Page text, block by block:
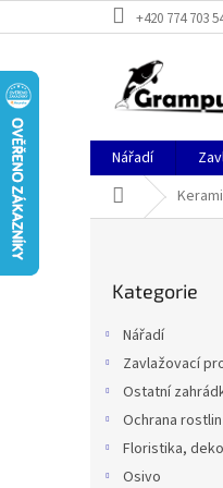
na
+420 774 703
Nářadí
Domů
kategorie
Kategorie
Nářadí
Zavlažovací
Ostatní
Ochrana
Floristika,
Osivo